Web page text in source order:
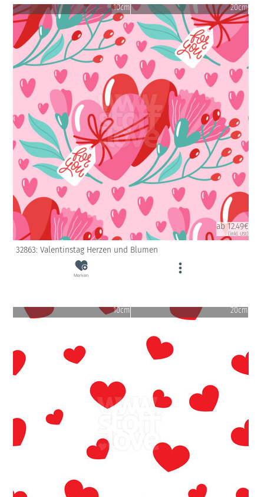
10cm 20cm
ab 12.49€
(inkl. USt)
32863: Valentinstag Herzen und Blumen
Merken
10cm 20cm